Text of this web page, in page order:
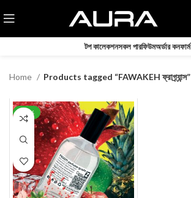
টপ কালেকশনসকল পারফিউমঅর্ডার কনফার্ম
Home Products tagged “FAWAKEH ফ্রাগ্র্যান্স”
-42%